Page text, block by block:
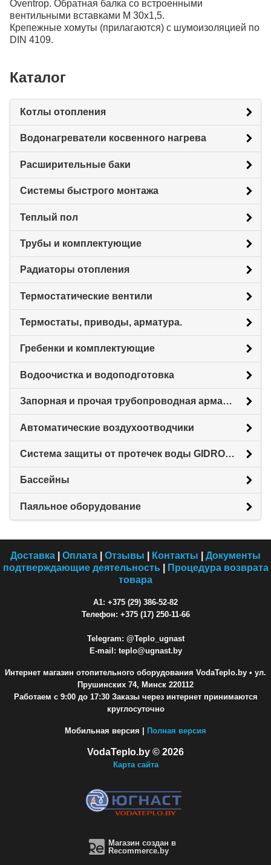
Oventrop. Обратная балка со встроенными
вентильными вставками М 30х1,5.
Крепежные хомуты (прилагаются) с шумоизоляцией по
DIN 4109.
Каталог
Котлы отопления
Водонагреватели косвенного нагрева
Расширительные баки
Системы быстрого монтажа
Теплый пол
Трубы и комплектующие
Радиаторы отопления
Термостатические вентили
Термостаты, приводы, арматура.
Гребенки и комплектующие
Водоочистка и водоподготовка
Запорная и прочая трубопроводная арматура
Автоматические воздухоотводчики
Система защиты от протечек воды GIDROLOCK
Бассейны
Паяльное оборудование
Доставка Оплата Отзывы Контакты
Документы
подтверждающие деятельность
Процедура возврата
товара
A1: +375 (29) 386-52-82
Телефон: +375 (17) 250-11-66
Telegram: @Teplo_ugnast
E-mail: teplo@ugnast.by
Интернет магазин отопительного оборудования VodaTeplo.by • ул.
Прушинских 74, Минск 220112
Работаем с 9:00 до 17:30 Заказы через интернет принимаются
круглосуточно
Мобильная версия | Полная версия
VodaTeplo.by © 2026
Карта сайта
Магазин создан в
Recommerce.by